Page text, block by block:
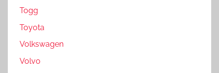
Togg
Toyota
Volkswagen
Volvo